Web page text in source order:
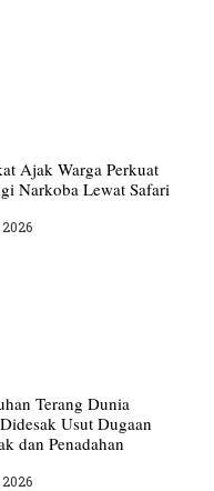
Ajak Warga Perkuat
Narkoba Lewat Safari
Terang Dunia
Usut Dugaan
dan Penadahan